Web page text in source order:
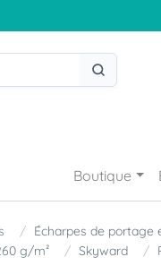
Boutique
Écharpes de portage
g/m² Skyward